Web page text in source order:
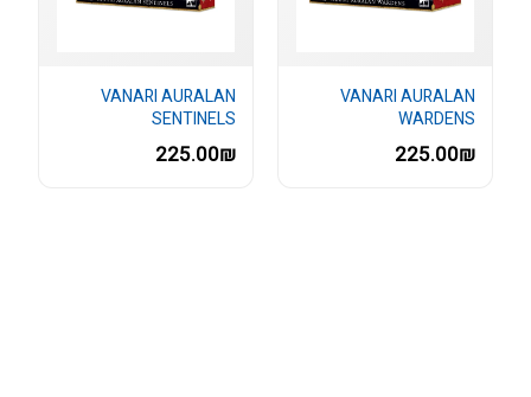
VANARI AURALAN
WARDENS
225.00₪
VANARI AURALAN
SENTINELS
225.00₪